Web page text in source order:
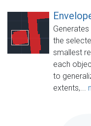
the
smallest
each
to
extents,...